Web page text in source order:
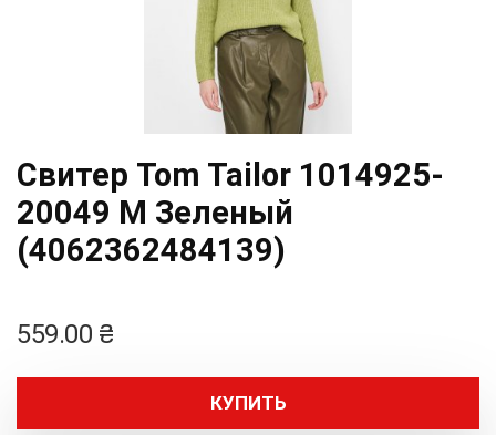
Свитер Tom Tailor 1014925-
20049 M Зеленый
(4062362484139)
559.00 ₴
КУПИТЬ